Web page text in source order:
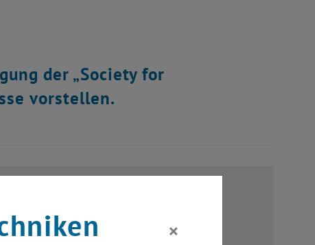
der „Society for
vorstellen.
×